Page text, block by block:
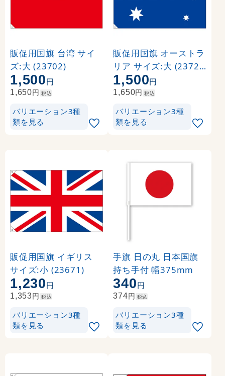
販促用国旗 台湾 サイ
ズ:大 (23702)
1,500円
1,650円 税込
バリエーション3種
類を見る
販促用国旗 オーストラ
リア サイズ:大 (23723
)
1,500円
1,650円 税込
バリエーション3種
類を見る
販促用国旗 イギリス
サイズ:小 (23671)
1,230円
1,353円 税込
バリエーション3種
類を見る
手旗 日の丸 日本国旗
持ち手付 幅375mm
340円
374円 税込
バリエーション3種
類を見る